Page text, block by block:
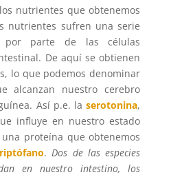
nutrientes que obtenemos
nutrientes sufren una serie
por parte de las células
De aquí se obtienen
lo que podemos denominar
alcanzan nuestro cerebro
Así p.e. laserotonina,
influye en nuestro estado
proteína que obtenemos
.Dos de las especies
en nuestro intestino, los